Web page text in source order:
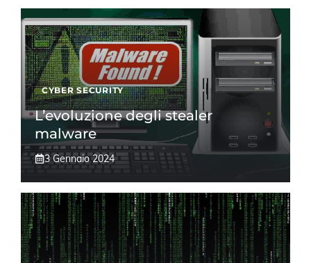
CYBER SECURITY
L’evoluzione degli stealer
malware
3 Gennaio 2024